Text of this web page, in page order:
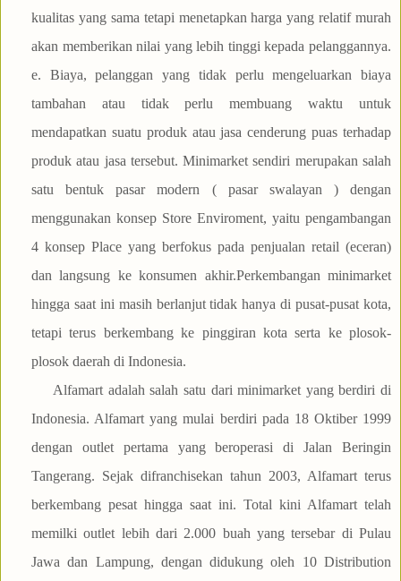
kualitas yang sama tetapi menetapkan harga yang relatif murah
akan memberikan nilai yang lebih tinggi kepada pelanggannya.
e. Biaya, pelanggan yang tidak perlu mengeluarkan biaya
tambahan atau tidak perlu membuang waktu untuk
mendapatkan suatu produk atau jasa cenderung puas terhadap
produk atau jasa tersebut. Minimarket sendiri merupakan salah
satu bentuk pasar modern ( pasar swalayan ) dengan
menggunakan konsep Store Enviroment, yaitu pengambangan
4 konsep Place yang berfokus pada penjualan retail (eceran)
dan langsung ke konsumen akhir.Perkembangan minimarket
hingga saat ini masih berlanjut tidak hanya di pusat-pusat kota,
tetapi terus berkembang ke pinggiran kota serta ke plosok-
plosok daerah di Indonesia.
Alfamart adalah salah satu dari minimarket yang berdiri di
Indonesia. Alfamart yang mulai berdiri pada 18 Oktiber 1999
dengan outlet pertama yang beroperasi di Jalan Beringin
Tangerang. Sejak difranchisekan tahun 2003, Alfamart terus
berkembang pesat hingga saat ini. Total kini Alfamart telah
memilki outlet lebih dari 2.000 buah yang tersebar di Pulau
Jawa dan Lampung, dengan didukung oleh 10 Distribution